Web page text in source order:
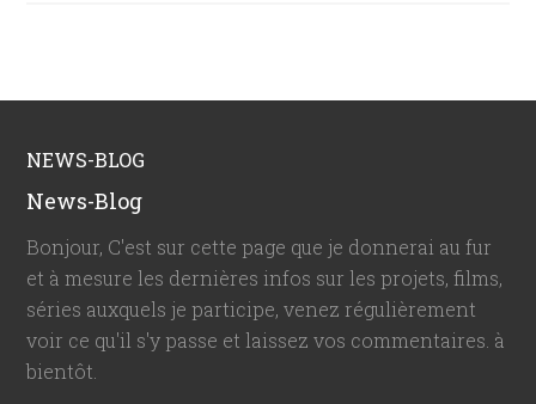
NEWS-BLOG
News-Blog
Bonjour, C'est sur cette page que je donnerai au fur
et à mesure les dernières infos sur les projets, films,
séries auxquels je participe, venez régulièrement
voir ce qu'il s'y passe et laissez vos commentaires. à
bientôt.